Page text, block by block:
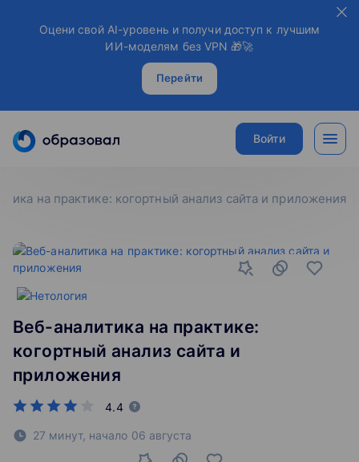
Оцени свой AI-уровень и получи доступ к лучшим
ИИ-моделям без VPN 🎁🚀
Перейти
Войти
на практике: когортный анализ сайта и приложения
Веб-аналитика на практике:
когортный анализ сайта и
приложения
4.4
27 минут, начало 06 августа